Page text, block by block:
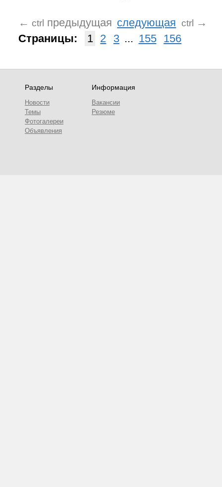
← ctrl предыдущая следующая ctrl
→
Страницы:
1 2 3 ... 155 156
Разделы
Новости
Темы
Фотогалереи
Объявления
Информация
Вакансии
Резюме